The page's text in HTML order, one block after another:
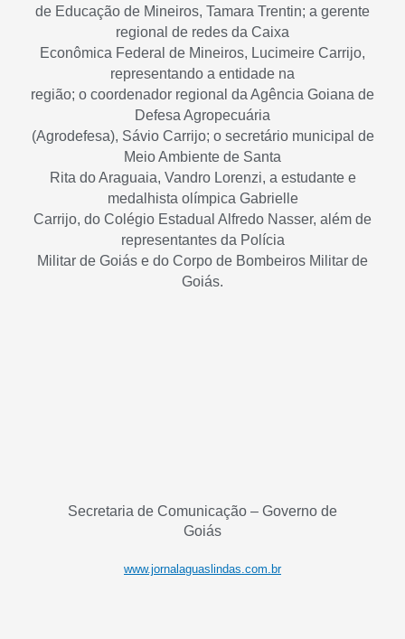
de Educação de Mineiros, Tamara Trentin; a gerente
regional de redes da Caixa
Econômica Federal de Mineiros, Lucimeire Carrijo,
representando a entidade na
região; o coordenador regional da Agência Goiana de
Defesa Agropecuária
(Agrodefesa), Sávio Carrijo; o secretário municipal de
Meio Ambiente de Santa
Rita do Araguaia, Vandro Lorenzi, a estudante e
medalhista olímpica Gabrielle
Carrijo, do Colégio Estadual Alfredo Nasser, além de
representantes da Polícia
Militar de Goiás e do Corpo de Bombeiros Militar de
Goiás.
Secretaria de Comunicação – Governo de
Goiás
www.jornalaguaslindas.com.br